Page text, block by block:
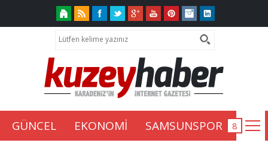
GÜNCEL EKONOMİ SAMSUNSPOR